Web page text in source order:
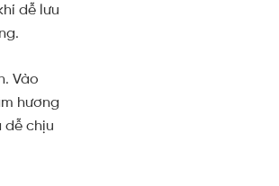
dễ lưu
Vào
hương
dễ chịu